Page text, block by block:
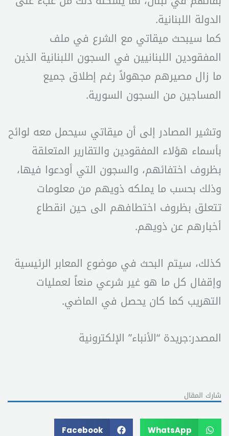
الدولة اللبنانية.
كما سيبحث ميقاتي مع الشرع في ملف
المفقودين اللبنانيين في السجون اللبنانية الذين
ما زال مصيرهم مجهولاً رغم إطلاق جميع
المساجين من السجون السورية.
وتشير المصادر إلى أن ميقاتي سيحمل معه لوائح
بأسماء هؤلاء المفقودين والتقارير المتعلقة
بظروف اختفائهم، والسجون التي أودعوا فيها،
وذلك بحسب ما يملكه ذويهم من معلومات
تتعلق بظروف اختطافهم الى حين انقطاع
أخبارهم عن ذويهم.
كذلك، سيتم البحث في موضوع المعابر الرئيسية
وإقفال كل ما هو غير شرعي منعاً لعمليات
التهريب كما كان يحصل في الماضي.
المصدر:جريدة “الأنباء” الإلكترونية
شارك المقال
WhatsApp
Facebook